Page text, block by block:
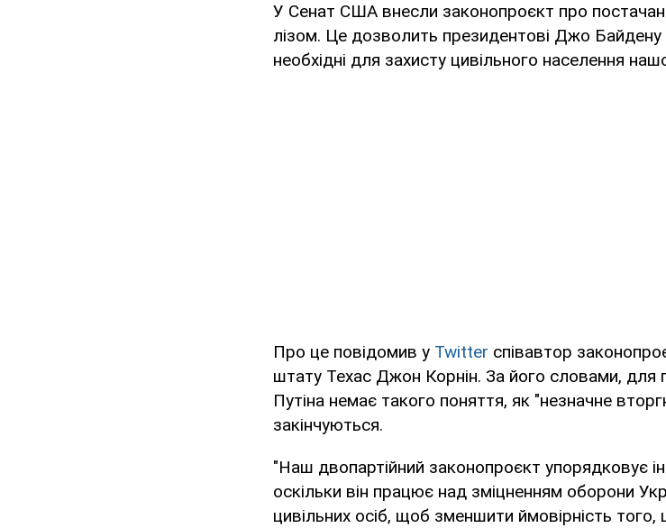
У Сенат США внесли законопроєкт про
лізом. Це дозволить президентові Джо Байдену
необхідні для захисту цивільного населення
Про це повідомив у Twitter співавтор
штату Техас Джон Корнін. За його словами,
Путіна немає такого поняття, як "незначне
закінчуються.
"Наш двопартійний законопроєкт упорядковує
оскільки він працює над зміцненням оборони
цивільних осіб, щоб зменшити ймовірність